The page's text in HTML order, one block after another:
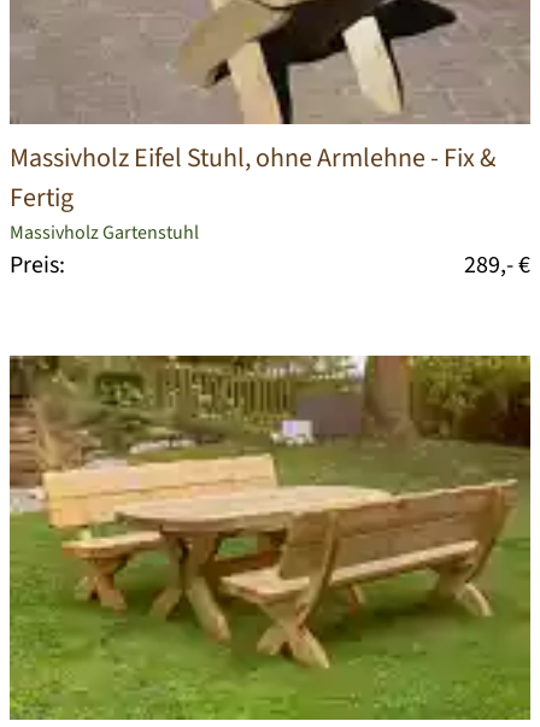
Massivholz Eifel Stuhl, ohne Armlehne- Fix &
Fertig
Massivholz Gartenstuhl
Preis: 289,- €